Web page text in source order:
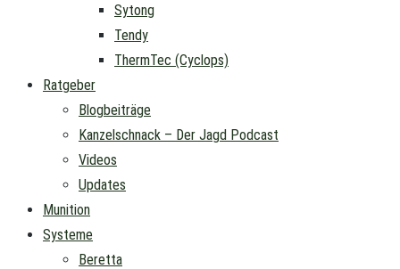
Sytong
Tendy
ThermTec (Cyclops)
Ratgeber
Blogbeiträge
Kanzelschnack – Der Jagd Podcast
Videos
Updates
Munition
Systeme
Beretta